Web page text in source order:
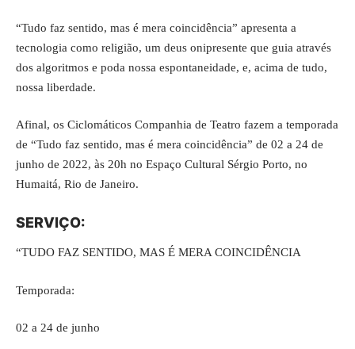
“Tudo faz sentido, mas é mera coincidência” apresenta a
tecnologia como religião, um deus onipresente que guia através
dos algoritmos e poda nossa espontaneidade, e, acima de tudo,
nossa liberdade.
Afinal, os Ciclomáticos Companhia de Teatro fazem a temporada
de “Tudo faz sentido, mas é mera coincidência” de 02 a 24 de
junho de 2022, às 20h no Espaço Cultural Sérgio Porto, no
Humaitá, Rio de Janeiro.
SERVIÇO:
“TUDO FAZ SENTIDO, MAS É MERA COINCIDÊNCIA
Temporada:
02 a 24 de junho